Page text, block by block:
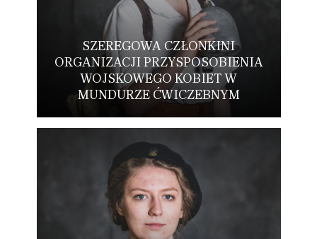
SZEREGOWA CZŁONKINI
ORGANIZACJI PRZYSPOSOBIENIA
WOJSKOWEGO KOBIET W
MUNDURZE ĆWICZEBNYM